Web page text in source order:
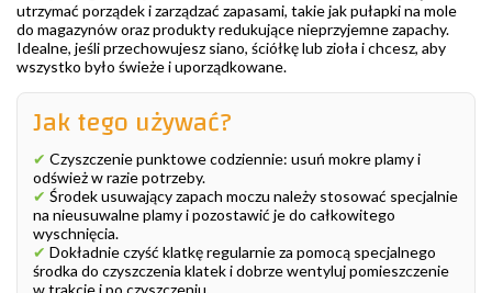
utrzymać porządek i zarządzać zapasami, takie jak pułapki na mole
do magazynów oraz produkty redukujące nieprzyjemne zapachy.
Idealne, jeśli przechowujesz siano, ściółkę lub zioła i chcesz, aby
wszystko było świeże i uporządkowane.
Jak tego używać?
✔ Czyszczenie punktowe codziennie: usuń mokre plamy i
odśwież w razie potrzeby.
✔ Środek usuwający zapach moczu należy stosować specjalnie
na nieusuwalne plamy i pozostawić je do całkowitego
wyschnięcia.
✔ Dokładnie czyść klatkę regularnie za pomocą specjalnego
środka do czyszczenia klatek i dobrze wentyluj pomieszczenie
w trakcie i po czyszczeniu.